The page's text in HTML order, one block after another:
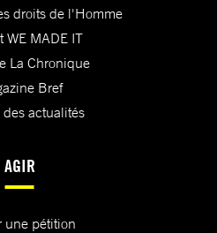
droits de l'Homme
WE MADE IT
La Chronique
Bref
actualités
AGIR
une pétition